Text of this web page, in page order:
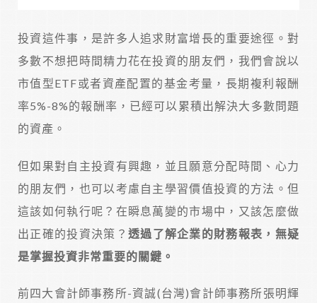
投資這件事，是許多人追求財富增長的重要途徑。對
多數不想把時間精力花在投資的朋友們，我們會說以
市值型ETF或者資產配置的基金考量，長期複利報酬
率5%-8%的報酬率，已經可以累積出解決大多數問題
的資產。
但如果對自主投資有興趣，並且願意分配時間、心力
的朋友們，也可以考慮自主學習價值投資的方法。但
這該如何執行呢？在瞬息萬變的市場中，又該怎麼做
出正確的投資決策？ 透過了解企業的財務報表，無疑
是掌握投資非常重要的關鍵。
前四大會計師事務所-資誠(台灣)會計師事務所張明輝